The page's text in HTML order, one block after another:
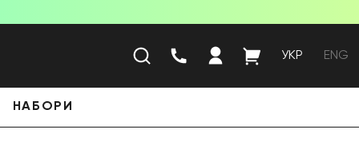
УКР ENG
НАБОРИ